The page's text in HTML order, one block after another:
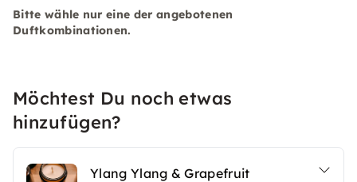
Bitte wähle nur eine der angebotenen
Duftkombinationen.
Möchtest Du noch etwas
hinzufügen?
Ylang Ylang & Grapefruit